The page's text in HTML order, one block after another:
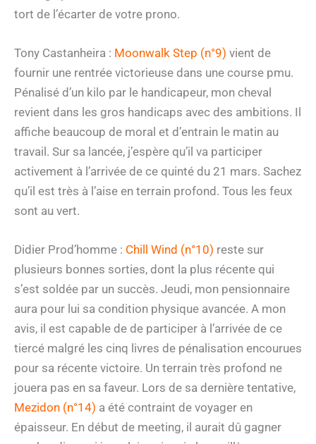
tort de l’écarter de votre prono.
Tony Castanheira : Moonwalk Step (n°9) vient de
fournir une rentrée victorieuse dans une course pmu.
Pénalisé d’un kilo par le handicapeur, mon cheval
revient dans les gros handicaps avec des ambitions. Il
affiche beaucoup de moral et d’entrain le matin au
travail. Sur sa lancée, j’espère qu’il va participer
activement à l’arrivée de ce quinté du 21 mars. Sachez
qu’il est très à l’aise en terrain profond. Tous les feux
sont au vert.
Didier Prod’homme : Chill Wind (n°10) reste sur
plusieurs bonnes sorties, dont la plus récente qui
s’est soldée par un succès. Jeudi, mon pensionnaire
aura pour lui sa condition physique avancée. A mon
avis, il est capable de de participer à l’arrivée de ce
tiercé malgré les cinq livres de pénalisation encourues
pour sa récente victoire. Un terrain très profond ne
jouera pas en sa faveur. Lors de sa dernière tentative,
Mezidon (n°14) a été contraint de voyager en
épaisseur. En début de meeting, il aurait dû gagner